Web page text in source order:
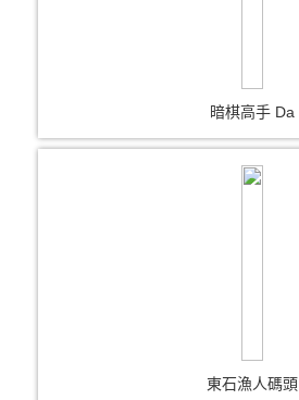
暗棋高手 Da
東石漁人碼頭